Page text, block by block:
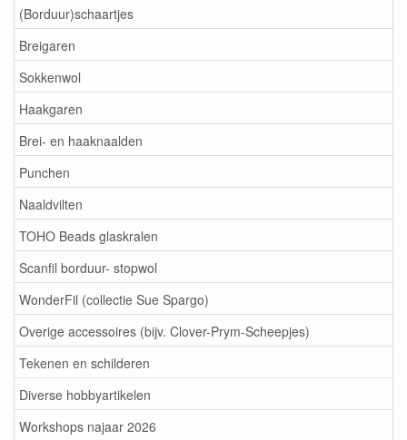
(Borduur)schaartjes
Breigaren
Sokkenwol
Haakgaren
Brei- en haaknaalden
Punchen
Naaldvilten
TOHO Beads glaskralen
Scanfil borduur- stopwol
WonderFil (collectie Sue Spargo)
Overige accessoires (bijv. Clover-Prym-Scheepjes)
Tekenen en schilderen
Diverse hobbyartikelen
Workshops najaar 2026